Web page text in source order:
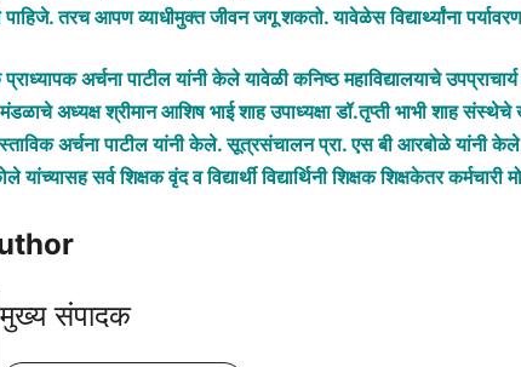
तरच आपण व्याधीमुक्त जीवन जगू शकतो. यावेळेस विद्यार्थ्यांना
प्राध्यापक अर्चना पाटील यांनी केले यावेळी कनिष्ठ महाविद्यालयाचे
अध्यक्ष श्रीमान आशिष भाई शाह उपाध्यक्षा डॉ.तृप्ती भाभी शाह संस्थेचे
अर्चना पाटील यांनी केले. सूत्रसंचालन प्रा. एस बी आरबोळे यांनी
यांच्यासह सर्व शिक्षक वृंद व विद्यार्थी विद्यार्थिनी शिक्षक शिक्षकेतर
मुख्य संपादक